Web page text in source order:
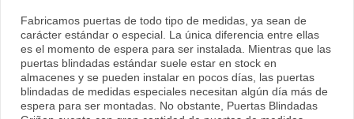
Fabricamos puertas de todo tipo de medidas, ya sean de
carácter estándar o especial. La única diferencia entre ellas
es el momento de espera para ser instalada. Mientras que las
puertas blindadas estándar suele estar en stock en
almacenes y se pueden instalar en pocos días, las puertas
blindadas de medidas especiales necesitan algún día más de
espera para ser montadas. No obstante, Puertas Blindadas